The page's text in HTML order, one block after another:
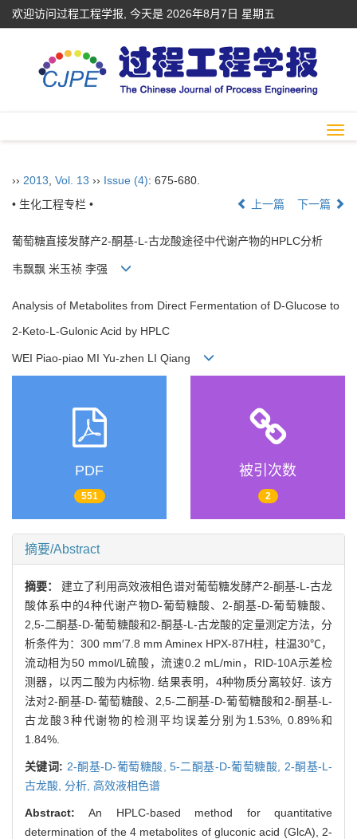
欢迎访问过程工程学报, 今天是 2026年8月7日 星期五
›› 2013 Vol. 13 ›› Issue (4): 675-680.
• 生化工程专栏 •
上一篇 下一篇
葡萄糖直接发酵产2-酮基-L-古龙酸途径中代谢产物的HPLC分析
韦飘飘 米玉祯 李强
Analysis of Metabolites from Direct Fermentation of D-Glucose to
2-Keto-L-Gulonic Acid by HPLC
WEI Piao-piao MI Yu-zhen LI Qiang
PDF
551
被引次数
2
摘要/Abstract
摘要： 建立了利用高效液相色谱对葡萄糖发酵产2-酮基-L-古龙
酸体系中的4种代谢产物D-葡萄糖酸、2-酮基-D-葡萄糖酸、
2,5-二酮基-D-葡萄糖酸和2-酮基-L-古龙酸的定量测定方法，分
析条件为：300 mm′7.8 mm Aminex HPX-87H柱，柱温30℃，
流动相为50 mmol/L硫酸，流速0.2 mL/min，RID-10A示差检
测器，以丙二酸为内标物. 结果表明，4种物质分离较好. 该方
法对2-酮基-D-葡萄糖酸、2,5-二酮基-D-葡萄糖酸和2-酮基-L-
古龙酸3种代谢物的检测平均误差分别为1.53%, 0.89%和
1.84%.
关键词: 2-酮基-D-葡萄糖酸,5-二酮基-D-葡萄糖酸, 2-酮基-L-
古龙酸, 分析, 高效液相色谱
Abstract:An HPLC-based method for quantitative
determination of the 4 metabolites of gluconic acid (GlcA), 2-